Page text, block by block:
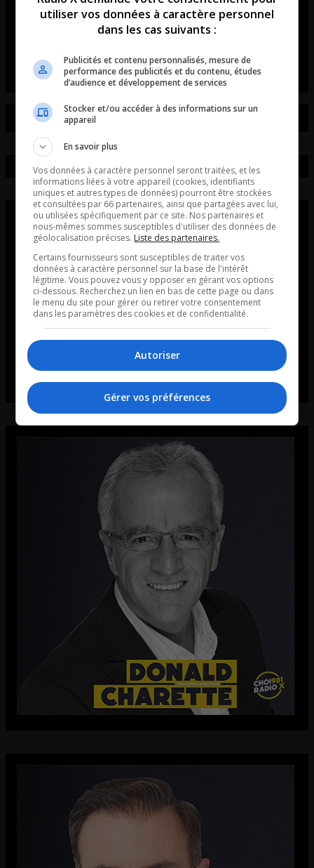
immobilier de Québec RALENTI!
La chronique de Pierre Couture.
utiliser vos données à caractère personnel
dans les cas suivants :
Publicités et contenu personnalisés, mesure de
performance des publicités et du contenu, études
d’audience et développement de services
Stocker et/ou accéder à des informations sur un
appareil
En savoir plus
Vos données à caractère personnel seront traitées, et les
informations liées à votre appareil (cookies, identifiants
uniques et autres types de données) pourront être stockées
et consultées par 66 partenaires, ainsi que partagées avec lui,
ou utilisées spécifiquement par ce site. Nos partenaires et
nous-mêmes sommes susceptibles d'utiliser des données de
géolocalisation précises. Liste des partenaires.
Certains fournisseurs sont susceptibles de traiter vos
données à caractère personnel sur la base de l'intérêt
légitime. Vous pouvez vous y opposer en gérant vos options
ci-dessous. Recherchez un lien en bas de cette page ou dans
le menu du site pour gérer ou retirer votre consentement
dans les paramètres des cookies et de confidentialité.
Autoriser
Gérer vos préférences